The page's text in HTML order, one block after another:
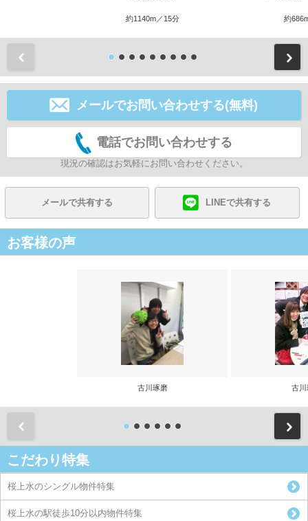
約1140m／15分 約
メールでお問い合わせする(無料)
電話でお問い合わせする
現況の確認はお気軽にお問い合わせください。
メールで共有する LINEで共有する
お客様の声
古川琢磨 古川
こだわり特集
桜上水のシングル物件特集
桜上水の駅徒歩10分以内物件特集